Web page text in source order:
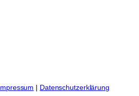
mpressum | Datenschutzerklärung